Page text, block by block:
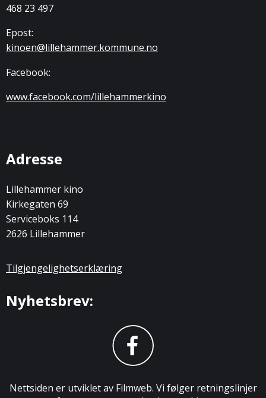
468 23 497
Epost:
kinoen@lillehammer.kommune.no
Facebook:
www.facebook.com/lillehammerkino
Adresse
Lillehammer kino
Kirkegaten 69
Serviceboks 114
2626 Lillehammer
Tilgjengelighetserklæring
Nyhetsbrev:
Nettsiden er utviklet av Filmweb. Vi følger retningslinjer